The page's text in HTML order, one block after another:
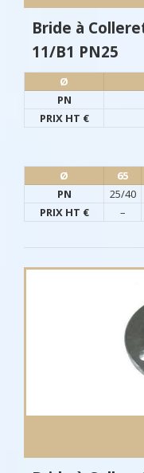
Bride à
11/B1 PN25
Ø​
PN
PRIX HT €
Ø​ 65
PN
25/40
PRIX HT €
–